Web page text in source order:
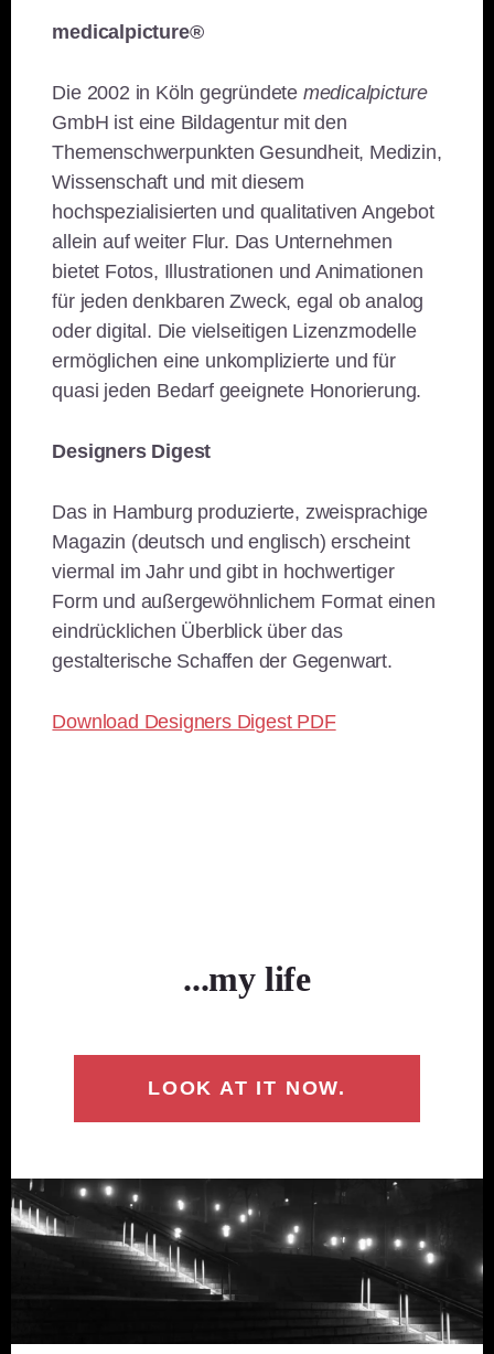
medicalpicture®
Die 2002 in Köln gegründete medicalpicture
GmbH ist eine Bildagentur mit den
Themenschwerpunkten Gesundheit, Medizin,
Wissenschaft und mit diesem
hochspezialisierten und qualitativen Angebot
allein auf weiter Flur. Das Unternehmen
bietet Fotos, Illustrationen und Animationen
für jeden denkbaren Zweck, egal ob analog
oder digital. Die vielseitigen Lizenzmodelle
ermöglichen eine unkomplizierte und für
quasi jeden Bedarf geeignete Honorierung.
Designers Digest
Das in Hamburg produzierte, zweisprachige
Magazin (deutsch und englisch) erscheint
viermal im Jahr und gibt in hochwertiger
Form und außergewöhnlichem Format einen
eindrücklichen Überblick über das
gestalterische Schaffen der Gegenwart.
Download Designers Digest PDF
...my life
LOOK AT IT NOW.